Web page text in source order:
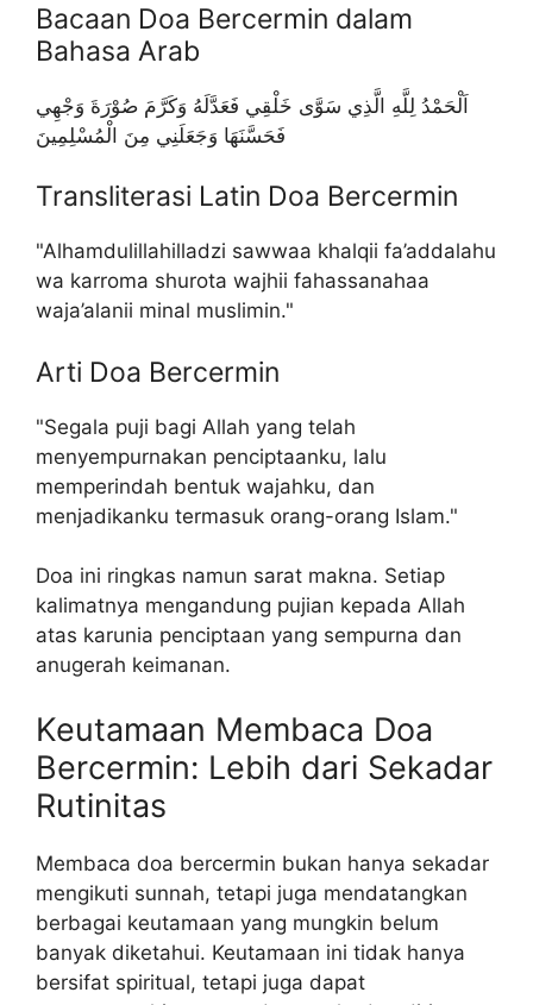
Bacaan Doa Bercermin dalam
Bahasa Arab
اَلْحَمْدُ لِلَّهِ الَّذِي سَوَّى خَلْقِي فَعَدَّلَهُ وَكَرَّمَ صُوْرَةَ وَجْهِي
فَحَسَّنَهَا وَجَعَلَنِي مِنَ الْمُسْلِمِينَ
Transliterasi Latin Doa Bercermin
"Alhamdulillahilladzi sawwaa khalqii fa’addalahu
wa karroma shurota wajhii fahassanahaa
waja’alanii minal muslimin."
Arti Doa Bercermin
"Segala puji bagi Allah yang telah
menyempurnakan penciptaanku, lalu
memperindah bentuk wajahku, dan
menjadikanku termasuk orang-orang Islam."
Doa ini ringkas namun sarat makna. Setiap
kalimatnya mengandung pujian kepada Allah
atas karunia penciptaan yang sempurna dan
anugerah keimanan.
Keutamaan Membaca Doa
Bercermin: Lebih dari Sekadar
Rutinitas
Membaca doa bercermin bukan hanya sekadar
mengikuti sunnah, tetapi juga mendatangkan
berbagai keutamaan yang mungkin belum
banyak diketahui. Keutamaan ini tidak hanya
bersifat spiritual, tetapi juga dapat